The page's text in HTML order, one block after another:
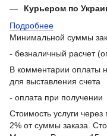
Курьером по
Подробнее
Минимальной суммы
- безналичный расчет
В комментарии оплаты
для выставления счета
- оплата при получении
Стоимость услуги
2% от суммы заказа.